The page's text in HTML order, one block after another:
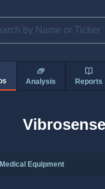
Analysis Reports
Medical Equipment